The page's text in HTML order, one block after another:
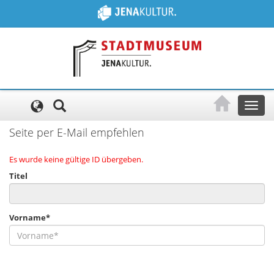
Toggle
Seite per E-Mail empfehlen
Es wurde keine gültige ID übergeben.
Titel
Vorname*